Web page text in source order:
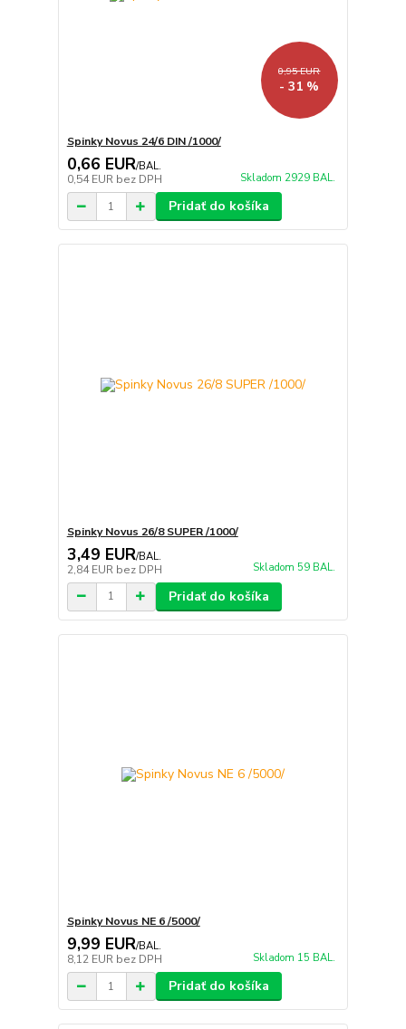
0,95 EUR
- 31 %
Spinky Novus 24/6 DIN /1000/
0,66 EUR/BAL.
0,54 EUR bez DPH Skladom 2929 BAL.
Pridať do košíka
Spinky Novus 26/8 SUPER /1000/
3,49 EUR/BAL.
2,84 EUR bez DPH Skladom 59 BAL.
Pridať do košíka
Spinky Novus NE 6 /5000/
9,99 EUR/BAL.
8,12 EUR bez DPH Skladom 15 BAL.
Pridať do košíka